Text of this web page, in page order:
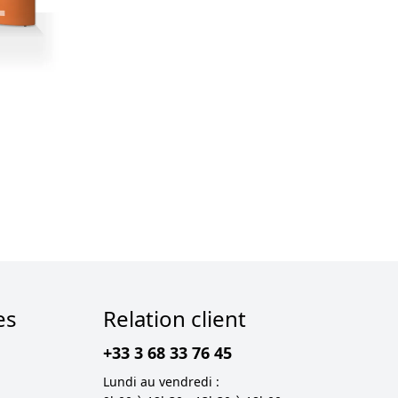
Relation client
+33 3 68 33 76 45
Lundi au vendredi :